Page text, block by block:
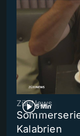
5 Min
ZüriNews
Kalabrien